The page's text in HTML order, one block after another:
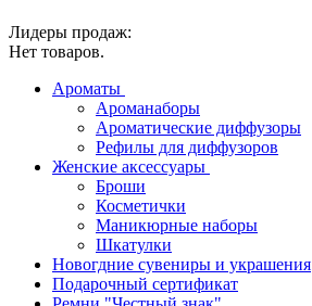
Лидеры продаж:
Нет товаров.
Ароматы
Ароманаборы
Ароматические диффузоры
Рефилы для диффузоров
Женские аксессуары
Броши
Косметички
Маникюрные наборы
Шкатулки
Новогдние сувениры и украшения
Подарочный сертификат